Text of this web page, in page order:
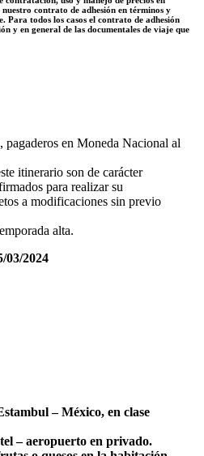
contrato de adhesión en términos y
todos los casos el contrato de adhesión
y en general de las documentales de viaje que
en Moneda Nacional al
itinerario son de carácter
para realizar su
a modificaciones sin previo
alta.
03/2024
– México, en clase
– aeropuerto en privado.